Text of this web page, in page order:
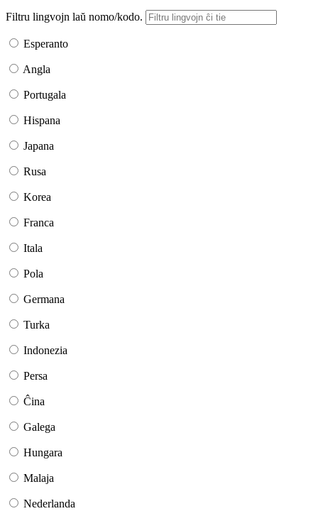
Filtru lingvojn laŭ nomo/kodo.
Esperanto
Angla
Portugala
Hispana
Japana
Rusa
Korea
Franca
Itala
Pola
Germana
Turka
Indonezia
Persa
Ĉina
Galega
Hungara
Malaja
Nederlanda